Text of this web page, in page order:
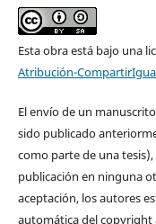
Esta obra está bajo una
Atribución-
El envío de un
sido publicado
como parte de una
publicación en ninguna
aceptación, los autores
automática del copyright